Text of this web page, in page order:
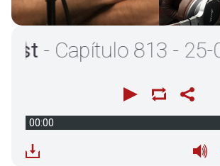
Capítulo 813 - 25-03-
00:00